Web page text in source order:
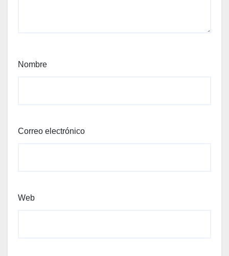
Nombre
Correo electrónico
Web